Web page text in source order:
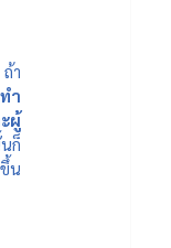
า
ำ
ผู้
ก็
น